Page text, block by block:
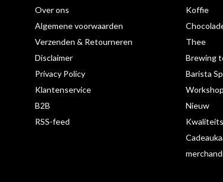
Over ons
Algemene voorwaarden
Verzenden & Retourneren
Disclaimer
Privacy Policy
Klantenservice
B2B
RSS-feed
Koffie
Thee
Brewing
Barista
Nieuw